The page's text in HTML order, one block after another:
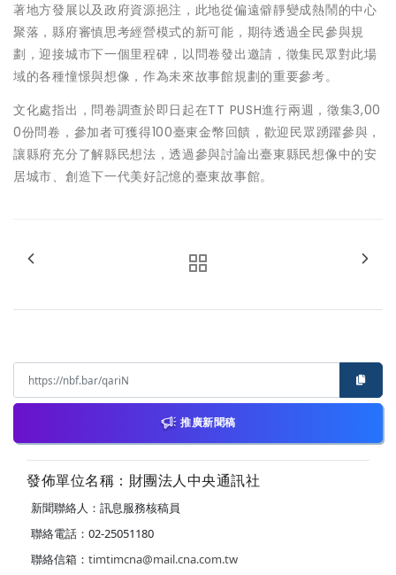
著地方發展以及政府資源挹注，此地從偏遠僻靜變成熱鬧的中心
聚落，縣府審慎思考經營模式的新可能，期待透過全民參與規
劃，迎接城市下一個里程碑，以問卷發出邀請，徵集民眾對此場
域的各種憧憬與想像，作為未來故事館規劃的重要參考。
文化處指出，問卷調查於即日起在TT PUSH進行兩週，徵集3,00
0份問卷，參加者可獲得100臺東金幣回饋，歡迎民眾踴躍參與，
讓縣府充分了解縣民想法，透過參與討論出臺東縣民想像中的安
居城市、創造下一代美好記憶的臺東故事館。
推廣新聞稿
發佈單位名稱：財團法人中央通訊社
新聞聯絡人：訊息服務核稿員
聯絡電話：02-25051180
聯絡信箱： timtimcna@mail.cna.com.tw